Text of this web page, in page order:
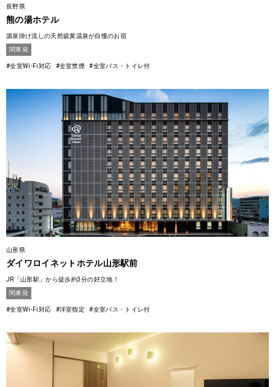
長野県
熊の湯ホテル
源泉掛け流しの天然硫黄温泉が自慢のお宿
関東発
#全室Wi-Fi対応 #全室禁煙 #全室バス・トイレ付
山形県
ダイワロイネットホテル山形駅前
JR「山形駅」から徒歩約3分の好立地！
関東発
#全室Wi-Fi対応 #洋室指定 #全室バス・トイレ付